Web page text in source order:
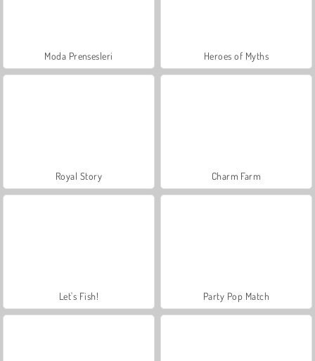
Moda Prensesleri Heroes of Myths
Royal Story Charm Farm
Let's Fish! Party Pop Match